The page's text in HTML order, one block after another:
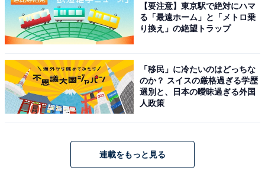
【要注意】東京駅で絶対にハマ
る「最遠ホーム」と「メトロ乗
り換え」の絶望トラップ
「移民」に冷たいのはどっちな
のか？ スイスの厳格過ぎる学歴
選別と、日本の曖昧過ぎる外国
人政策
連載をもっと見る